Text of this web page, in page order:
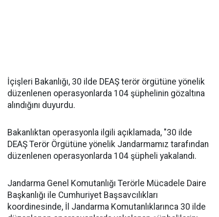
İçişleri Bakanlığı, 30 ilde DEAŞ terör örgütüne yönelik
düzenlenen operasyonlarda 104 şüphelinin gözaltına
alındığını duyurdu.
Bakanlıktan operasyonla ilgili açıklamada, "30 ilde
DEAŞ Terör Örgütüne yönelik Jandarmamız tarafından
düzenlenen operasyonlarda 104 şüpheli yakalandı.
Jandarma Genel Komutanlığı Terörle Mücadele Daire
Başkanlığı ile Cumhuriyet Başsavcılıkları
koordinesinde, İl Jandarma Komutanlıklarınca 30 ilde